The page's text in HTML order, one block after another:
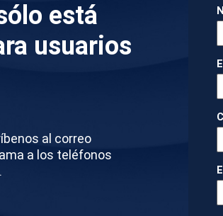
está
usuarios
al correo
a los teléfonos
aire frío irá acompañada
AEMET mantiene avisos por
Cataluña y otras regiones
importantes de agua
IMÁGENES